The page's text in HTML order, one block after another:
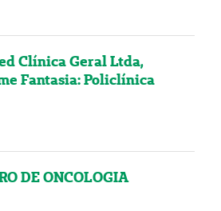
Clínica Geral Ltda,
Fantasia: Policlínica
DE ONCOLOGIA